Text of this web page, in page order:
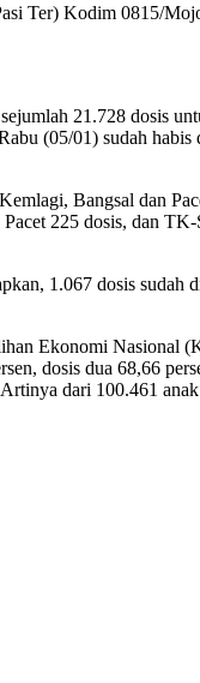
Ter) Kodim 0815/
21.728 dosis
(05/01) sudah
Bangsal dan
225 dosis, dan
1.067 dosis sudah
Ekonomi Nasional
dosis dua 68,66
dari 100.461